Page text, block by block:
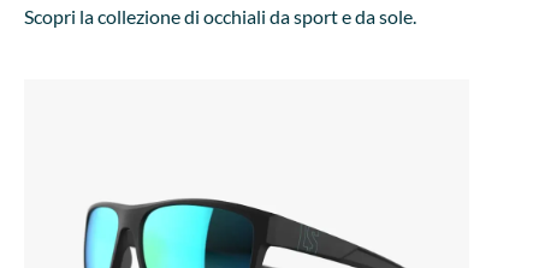
Scopri la collezione di occhiali da sport e da sole.